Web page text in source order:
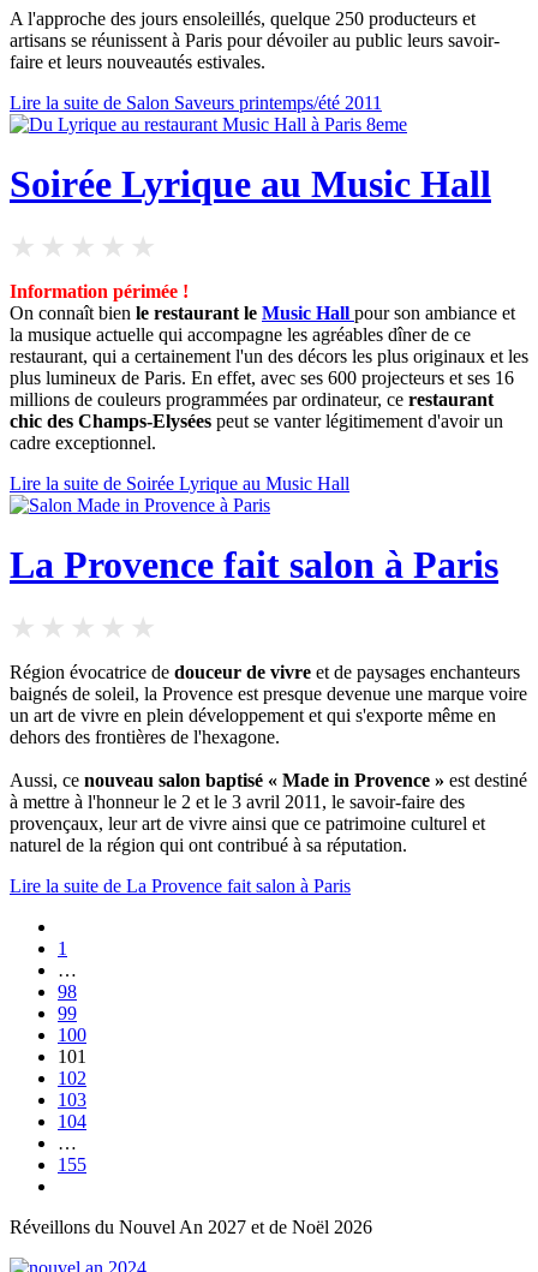
A l'approche des jours ensoleillés, quelque 250 producteurs et
artisans se réunissent à Paris pour dévoiler au public leurs savoir-
faire et leurs nouveautés estivales.
Lire la suite de Salon Saveurs printemps/été 2011
Soirée Lyrique au Music Hall
Information périmée !
On connaît bien le restaurant le Music Hall pour son ambiance et
la musique actuelle qui accompagne les agréables dîner de ce
restaurant, qui a certainement l'un des décors les plus originaux et les
plus lumineux de Paris. En effet, avec ses 600 projecteurs et ses 16
millions de couleurs programmées par ordinateur, ce restaurant
chic des Champs-Elysées peut se vanter légitimement d'avoir un
cadre exceptionnel.
Lire la suite de Soirée Lyrique au Music Hall
La Provence fait salon à Paris
Région évocatrice de douceur de vivre et de paysages enchanteurs
baignés de soleil, la Provence est presque devenue une marque voire
un art de vivre en plein développement et qui s'exporte même en
dehors des frontières de l'hexagone.
Aussi, ce nouveau salon baptisé « Made in Provence » est destiné
à mettre à l'honneur le 2 et le 3 avril 2011, le savoir-faire des
provençaux, leur art de vivre ainsi que ce patrimoine culturel et
naturel de la région qui ont contribué à sa réputation.
Lire la suite de La Provence fait salon à Paris
1
…
98
99
100
101
102
103
104
…
155
Réveillons du Nouvel An 2027 et de Noël 2026